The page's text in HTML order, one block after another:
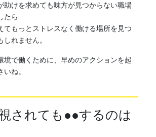
助けを求めても味方が見つからない職場
たら
てもっとストレスなく働ける場所を見つ
れません。
境で働くために、早めのアクションを起
ね。
されても●●するのは